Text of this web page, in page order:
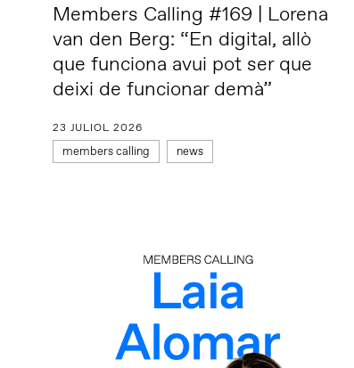
Members Calling #169 | Lorena
van den Berg: “En digital, allò
que funciona avui pot ser que
deixi de funcionar demà”
23 JULIOL 2026
members calling news